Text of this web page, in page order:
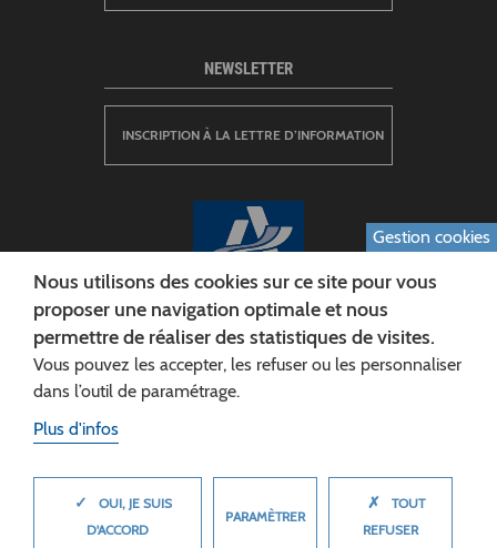
CONSEIL DÉPARTEMENTAL DE L'AISNE
Siège :
NEWSLETTER
INSCRIPTION À LA LETTRE D’INFORMATION
Gestion cookies
Nous utilisons des cookies sur ce site pour vous
proposer une navigation optimale et nous
permettre de réaliser des statistiques de visites.
Vous pouvez les accepter, les refuser ou les personnaliser
dans l’outil de paramétrage.
Plus d'infos
✓
OUI, JE SUIS
D'ACCORD
PARAMÈTRER
✗
TOUT
REFUSER
MASQUER